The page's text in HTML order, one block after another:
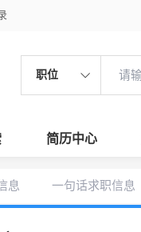
职位
简历中心
息 一句话求职信息